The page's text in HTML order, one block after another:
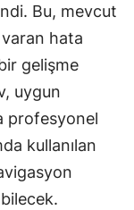
Bu, mevcut
hata
gelişme
uygun
profesyonel
kullanılan